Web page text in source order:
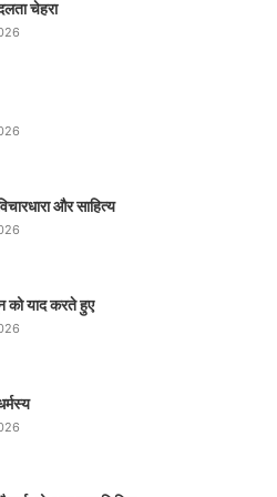
में पहले से ही धारण
में डाल देते हैं।
बड़े – बड़े सवालों को
सामाजिक समस्याओं
चेहरा
और साहित्य
याद करते हुए